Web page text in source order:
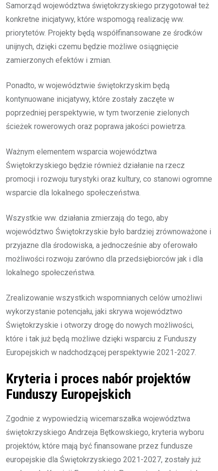
Samorząd województwa świętokrzyskiego przygotował też
konkretne inicjatywy, które wspomogą realizację ww.
priorytetów. Projekty będą współfinansowane ze środków
unijnych, dzięki czemu będzie możliwe osiągnięcie
zamierzonych efektów i zmian.
Ponadto, w województwie świętokrzyskim będą
kontynuowane inicjatywy, które zostały zaczęte w
poprzedniej perspektywie, w tym tworzenie zielonych
ścieżek rowerowych oraz poprawa jakości powietrza.
Ważnym elementem wsparcia województwa
Świętokrzyskiego będzie również działanie na rzecz
promocji i rozwoju turystyki oraz kultury, co stanowi ogromne
wsparcie dla lokalnego społeczeństwa.
Wszystkie ww. działania zmierzają do tego, aby
województwo Świętokrzyskie było bardziej zrównoważone i
przyjazne dla środowiska, a jednocześnie aby oferowało
możliwości rozwoju zarówno dla przedsiębiorców jak i dla
lokalnego społeczeństwa.
Zrealizowanie wszystkich wspomnianych celów umożliwi
wykorzystanie potencjału, jaki skrywa województwo
Świętokrzyskie i otworzy drogę do nowych możliwości,
które i tak już będą możliwe dzięki wsparciu z Funduszy
Europejskich w nadchodzącej perspektywie 2021-2027.
Kryteria i proces nabór projektów
Funduszy Europejskich
Zgodnie z wypowiedzią wicemarszałka województwa
świętokrzyskiego Andrzeja Bętkowskiego, kryteria wyboru
projektów, które mają być finansowane przez fundusze
europejskie dla Świętokrzyskiego 2021-2027, zostały już